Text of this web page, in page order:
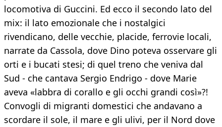
locomotiva di Guccini. Ed ecco il secondo lato del
mix: il lato emozionale che i nostalgici
rivendicano, delle vecchie, placide, ferrovie locali,
narrate da Cassola, dove Dino poteva osservare gli
orti e i bucati stesi; di quel treno che veniva dal
Sud - che cantava Sergio Endrigo - dove Marie
aveva «labbra di corallo e gli occhi grandi così»?!
Convogli di migranti domestici che andavano a
scordare il sole, il mare e gli ulivi, per il Nord dove